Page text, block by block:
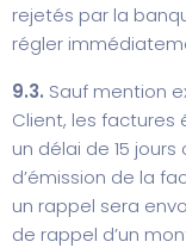
rejetés par la
régler
9.3. Sauf mention
Client, les factures
un délai de 15
d’émission de la
un rappel sera
de rappel d’un